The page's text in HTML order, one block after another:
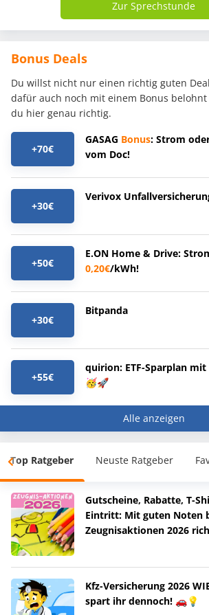
Zur Sprechstunde
Bonus Deals
Du willst nicht nur einen richtig guten
dafür auch noch mit einem Bonus
du hier genau richtig.
+70€
GASAG Bonus: Strom
vom Doc!
+30€
Verivox
+50€
E.ON Home & Drive:
0,20€/kWh!
+30€
Bitpanda
+55€
quirion: ETF-Sparplan mit
🥳🚀
Alle anzeigen
Top Ratgeber Neuste Ratgeber
Gutscheine, Rabatte, T-
Eintritt: Mit guten Noten
Zeugnisaktionen 2026
Kfz-Versicherung 2026
spart ihr dennoch! 🚗💡